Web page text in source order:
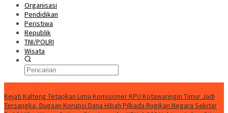
Organisasi
Pendidikan
Peristiwa
Republik
TNI/POLRI
Wisata
Kejati Kalteng Tetapkan Lima Komisioner KPU Kotawaringin Timur Jadi
Tersangka, Dugaan Korupsi Dana Hibah Pilkada Rugikan Negara Sekitar